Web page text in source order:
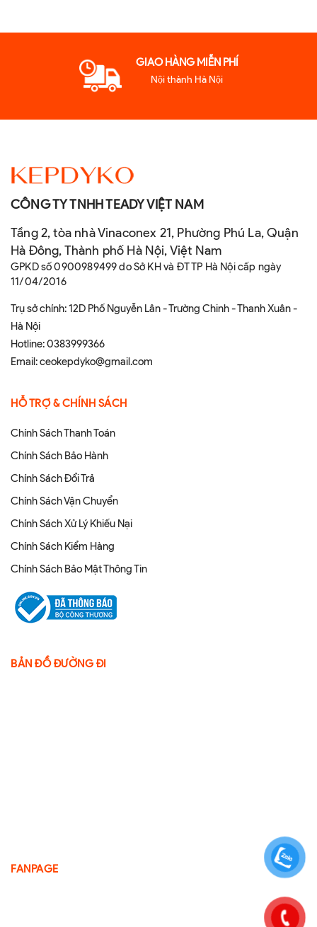
GIAO HÀNG MIỄN PHÍ
Nội thành Hà Nội
CÔNG TY TNHH TEADY VIỆT NAM
Tầng 2, tòa nhà Vinaconex 21, Phường Phú La, Quận
Hà Đông, Thành phố Hà Nội, Việt Nam
GPKD số 0900989499 do Sở KH và ĐT TP Hà Nội cấp ngày
11/04/2016
Trụ sở chính: 12D Phố Nguyễn Lân - Trường Chinh - Thanh Xuân -
Hà Nội
Hotline:0383999366
Email:ceokepdyko@gmail.com
HỖ TRỢ & CHÍNH SÁCH
Chính Sách Thanh Toán
Chính Sách Bảo Hành
Chính Sách Đổi Trả
Chính Sách Vận Chuyển
Chính Sách Xử Lý Khiếu Nại
Chính Sách Kiểm Hàng
Chính Sách Bảo Mật Thông Tin
BẢN ĐỒ ĐƯỜNG ĐI
FANPAGE